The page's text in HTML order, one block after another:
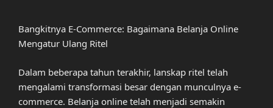
Bangkitnya E-Commerce: Bagaimana Belanja Online
Mengatur Ulang Ritel
Dalam beberapa tahun terakhir, lanskap ritel telah
mengalami transformasi besar dengan munculnya e-
commerce. Belanja online telah menjadi semakin